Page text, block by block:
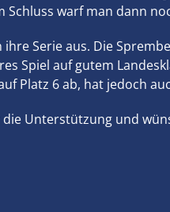
warf man dann
Serie aus. Die
Spiel auf gutem
Platz 6 ab, hat jedoch
Unterstützung und